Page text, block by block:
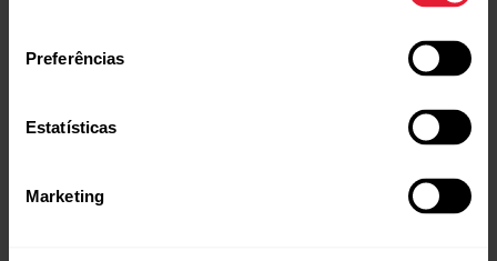
Preferências
Estatísticas
Marketing